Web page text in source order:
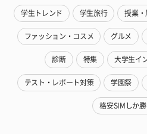
学生トレンド 学生旅行 授業・
ファッション・コスメ グルメ
診断 特集 大学生イ
テスト・レポート対策 学園祭
格安SIMしか勝